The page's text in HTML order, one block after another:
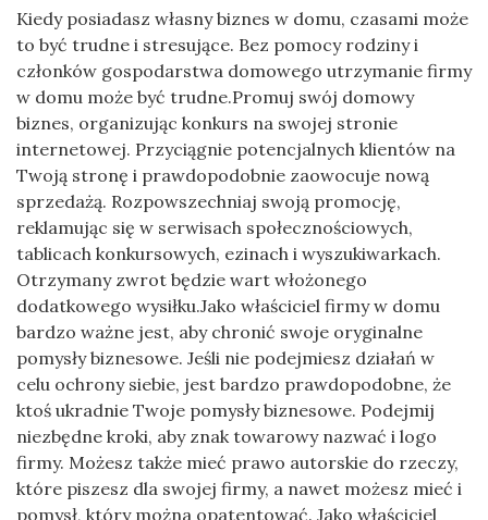
Kiedy posiadasz własny biznes w domu, czasami może
to być trudne i stresujące. Bez pomocy rodziny i
członków gospodarstwa domowego utrzymanie firmy
w domu może być trudne.Promuj swój domowy
biznes, organizując konkurs na swojej stronie
internetowej. Przyciągnie potencjalnych klientów na
Twoją stronę i prawdopodobnie zaowocuje nową
sprzedażą. Rozpowszechniaj swoją promocję,
reklamując się w serwisach społecznościowych,
tablicach konkursowych, ezinach i wyszukiwarkach.
Otrzymany zwrot będzie wart włożonego
dodatkowego wysiłku.Jako właściciel firmy w domu
bardzo ważne jest, aby chronić swoje oryginalne
pomysły biznesowe. Jeśli nie podejmiesz działań w
celu ochrony siebie, jest bardzo prawdopodobne, że
ktoś ukradnie Twoje pomysły biznesowe. Podejmij
niezbędne kroki, aby znak towarowy nazwać i logo
firmy. Możesz także mieć prawo autorskie do rzeczy,
które piszesz dla swojej firmy, a nawet możesz mieć i
pomysł, który można opatentować. Jako właściciel